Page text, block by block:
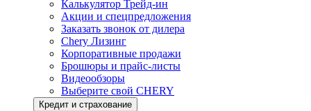
Калькулятор Трейд-ин
Акции и спецпредложения
Заказать звонок от дилера
Chery Лизинг
Корпоративные продажи
Брошюры и прайс-листы
Видеообзоры
Выберите свой CHERY
Кредит и страхование